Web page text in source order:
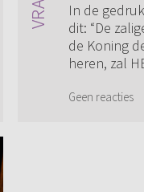
In de
dit: “De
de Koning
heren, zal
Geen reacties